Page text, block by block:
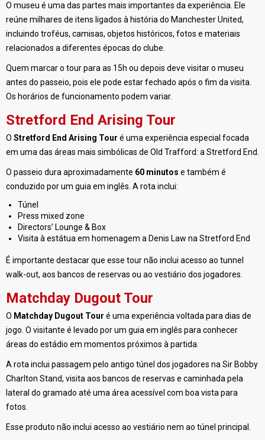
O museu é uma das partes mais importantes da experiência. Ele
reúne milhares de itens ligados à história do Manchester United,
incluindo troféus, camisas, objetos históricos, fotos e materiais
relacionados a diferentes épocas do clube.
Quem marcar o tour para as 15h ou depois deve visitar o museu
antes do passeio, pois ele pode estar fechado após o fim da visita.
Os horários de funcionamento podem variar.
Stretford End Arising Tour
O Stretford End Arising Tour é uma experiência especial focada
em uma das áreas mais simbólicas de Old Trafford: a Stretford End.
O passeio dura aproximadamente 60 minutos e também é
conduzido por um guia em inglês. A rota inclui:
Túnel
Press mixed zone
Directors’ Lounge & Box
Visita à estátua em homenagem a Denis Law na Stretford End
É importante destacar que esse tour não inclui acesso ao tunnel
walk-out, aos bancos de reservas ou ao vestiário dos jogadores.
Matchday Dugout Tour
O Matchday Dugout Tour é uma experiência voltada para dias de
jogo. O visitante é levado por um guia em inglês para conhecer
áreas do estádio em momentos próximos à partida.
A rota inclui passagem pelo antigo túnel dos jogadores na Sir Bobby
Charlton Stand, visita aos bancos de reservas e caminhada pela
lateral do gramado até uma área acessível com boa vista para
fotos.
Esse produto não inclui acesso ao vestiário nem ao túnel principal.